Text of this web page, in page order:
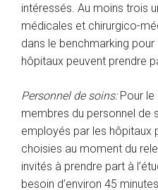
intéressés. Au moins trois
médicales et chirurgico-
dans le benchmarking pour
hôpitaux peuvent prendre
Personnel de soins:Pour le
membres du personnel de
employés par les hôpitaux
choisies au moment du
invités à prendre part à
besoin d’environ 45